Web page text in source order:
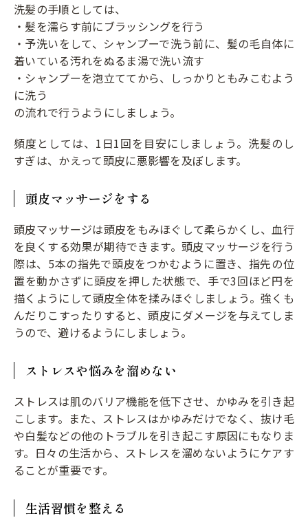
洗髪の手順としては、
・髪を濡らす前にブラッシングを行う
・予洗いをして、シャンプーで洗う前に、髪の毛自体に
着いている汚れをぬるま湯で洗い流す
・シャンプーを泡立ててから、しっかりともみこむよう
に洗う
の流れで行うようにしましょう。
頻度としては、1日1回を目安にしましょう。洗髪のし
すぎは、かえって頭皮に悪影響を及ぼします。
頭皮マッサージをする
頭皮マッサージは頭皮をもみほぐして柔らかくし、血行
を良くする効果が期待できます。頭皮マッサージを行う
際は、5本の指先で頭皮をつかむように置き、指先の位
置を動かさずに頭皮を押した状態で、手で3回ほど円を
描くようにして頭皮全体を揉みほぐしましょう。強くも
んだりこすったりすると、頭皮にダメージを与えてしま
うので、避けるようにしましょう。
ストレスや悩みを溜めない
ストレスは肌のバリア機能を低下させ、かゆみを引き起
こします。また、ストレスはかゆみだけでなく、抜け毛
や白髪などの他のトラブルを引き起こす原因にもなりま
す。日々の生活から、ストレスを溜めないようにケアす
ることが重要です。
生活習慣を整える